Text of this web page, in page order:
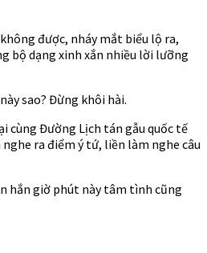
được, nháy mắt biểu lộ ra,
bộ dạng xinh xắn nhiều lời lưỡng
sao? Đừng khôi hài.
cùng Đường Lịch tán gẫu quốc tế
ra điểm ý tứ, liền làm nghe câu
hắn giờ phút này tâm tình cũng